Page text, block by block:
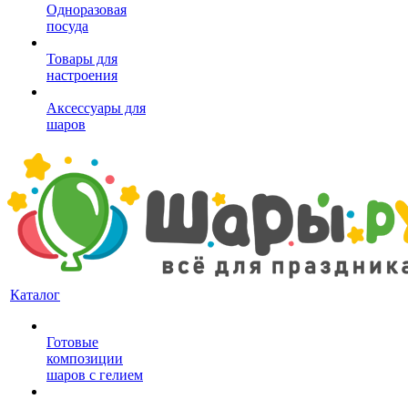
Одноразовая
посуда
Товары для
настроения
Аксессуары для
шаров
Каталог
Готовые
композиции
шаров с гелием